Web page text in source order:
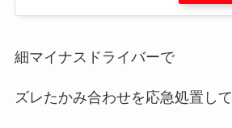
細マイナスドライバーで
ズレたかみ合わせを応急処置して